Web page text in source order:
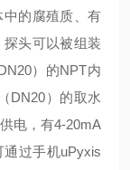
的腐殖质、有
头可以被组装
）的NPT内
DN20）的取水
电，有4-20mA
通过手机uPyxis